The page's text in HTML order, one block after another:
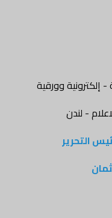
وورقية
- لندن
التحرير